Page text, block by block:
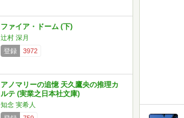
ファイア・ドーム (下)
辻村 深月
登録
3972
アノマリーの追憶 天久鷹央の推理カ
ルテ (実業之日本社文庫)
知念 実希人